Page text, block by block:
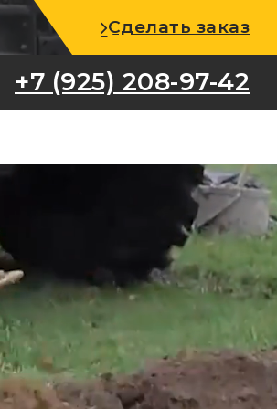
+7 (925) 208-97-42
Сделать заказ
+7 (925) 208-97-42